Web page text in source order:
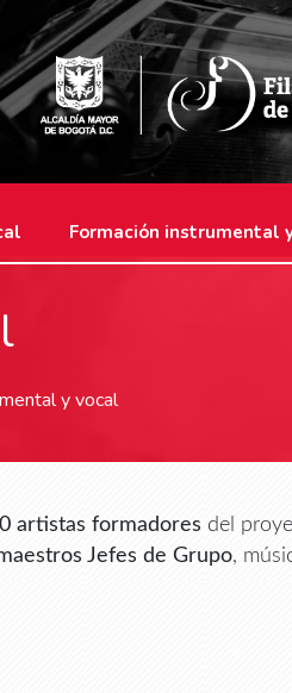
Formación instrumental
y vocal
artistas formadores del
Jefes de Grupo,